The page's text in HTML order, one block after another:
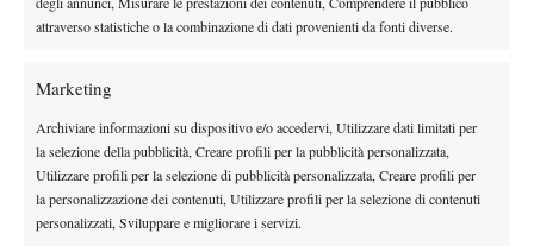
attraverso statistiche o la combinazione di dati provenienti da fonti diverse.
Marketing
Archiviare informazioni su dispositivo e/o accedervi, Utilizzare dati limitati per
la selezione della pubblicità, Creare profili per la pubblicità personalizzata,
Utilizzare profili per la selezione di pubblicità personalizzata, Creare profili per
la personalizzazione dei contenuti, Utilizzare profili per la selezione di contenuti
personalizzati, Sviluppare e migliorare i servizi.
-WTA 500 Queen’s (Erba) |ENTRY LIST|MONTEPREMI
-WTA 250 Nottingham (Erba) |
21-28 Giugno
-WTA 500 Bad Homburg (Erba) |ENTRY LIST|
MONTEPREMI
-WTA 250 Eastbourne (Erba) |ENTRY LIST